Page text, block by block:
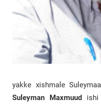
yakke xishmale
Suleyman Maxmuud ishi